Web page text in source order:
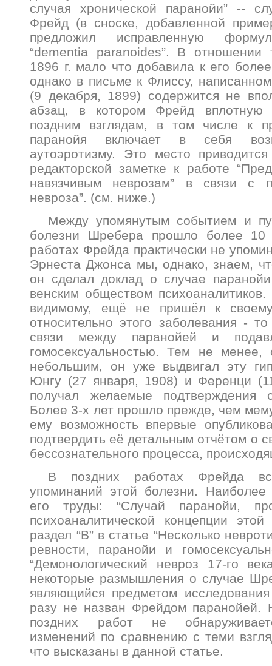
случая хронической паранойи” --
Фрейд (в сноске, добавленной
предложил исправленную
“dementia paranoides”. В отношении
1896 г. мало что добавила к его
однако в письме к Флиссу,
(9 декабря, 1899) содержится не
абзац, в котором Фрейд вплотную
поздним взглядам, в том числе к
паранойя включает в себя
аутоэротизму. Это место
редакторской заметке к работе
навязчивым неврозам” в связи с
невроза”. (см. ниже.)
Между упомянутым событием и
болезни Шребера прошло более 10
работах Фрейда практически не
Эрнеста Джонса мы, однако, знаем,
он сделал доклад о случае
венским обществом
видимому, ещё не пришёл к
относительно этого заболевания -
связи между паранойей и
гомосексуальностью. Тем не
небольшим, он уже выдвигал эту
Юнгу (27 января, 1908) и Ференци
получал желаемые подтверждения
Более 3-х лет прошло прежде, чем
ему возможность впервые
подтвердить её детальным отчётом о
бессознательного процесса,
В поздних работах Фрейда
упоминаний этой болезни.
его труды: “Случай паранойи,
психоаналитической концепции
раздел “В” в статье “Несколько
ревности, паранойи и
“Демонологический невроз 17-го
некоторые размышления о случае
являющийся предметом
разу не назван Фрейдом паранойей.
поздних работ не
изменений по сравнению с теми
что высказаны в данной статье.